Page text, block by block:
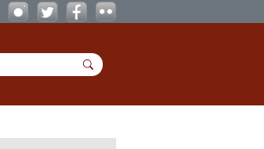
de Quilombos -